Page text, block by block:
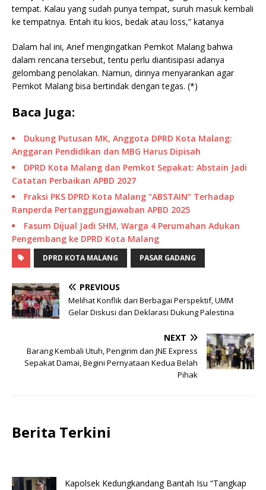
tempat. Kalau yang sudah punya tempat, suruh masuk kembali
ke tempatnya. Entah itu kios, bedak atau loss,” katanya
Dalam hal ini, Arief mengingatkan Pemkot Malang bahwa
dalam rencana tersebut, tentu perlu diantisipasi adanya
gelombang penolakan. Namun, dirinya menyarankan agar
Pemkot Malang bisa bertindak dengan tegas. (*)
Baca Juga:
Dukung Putusan MK, Anggota DPRD Kota Malang:
Anggaran Pendidikan dan MBG Harus Dipisah
DPRD Kota Malang dan Pemkot Sepakat: Abstain Jadi
Catatan Perbaikan APBD 2027
Fraksi PKS DPRD Kota Malang “ABSTAIN” Terhadap
Ranperda Pertanggungjawaban APBD 2025
Fasum Dijual Jadi SHM, Warga 4 Perumahan Adukan
Pengembang ke DPRD Kota Malang
DPRD KOTA MALANG PASAR GADANG
PREVIOUS
Melihat Konflik dari Berbagai Perspektif, UMM
Gelar Diskusi dan Deklarasi Dukung Palestina
NEXT
Barang Kembali Utuh, Pengirim dan JNE Express
Sepakat Damai, Begini Pernyataan Kedua Belah
Pihak
Berita Terkini
Kapolsek Kedungkandang Bantah Isu “Tangkap